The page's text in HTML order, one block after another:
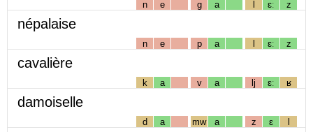
n e g a l ɛː z
népalaise
n e p a l ɛː z
cavalière
k a v a lj ɛː ʁ
damoiselle
d a mw a z ɛ l